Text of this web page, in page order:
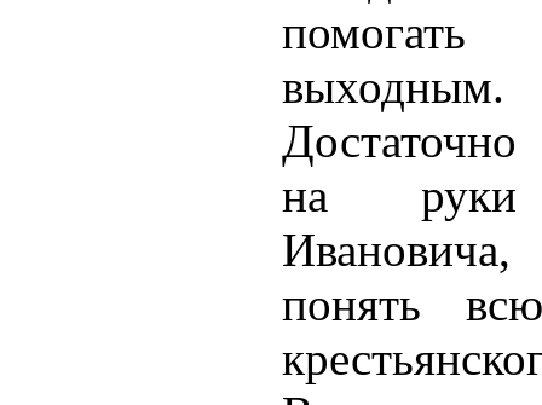
выходным.
Достаточно
на руки
понять